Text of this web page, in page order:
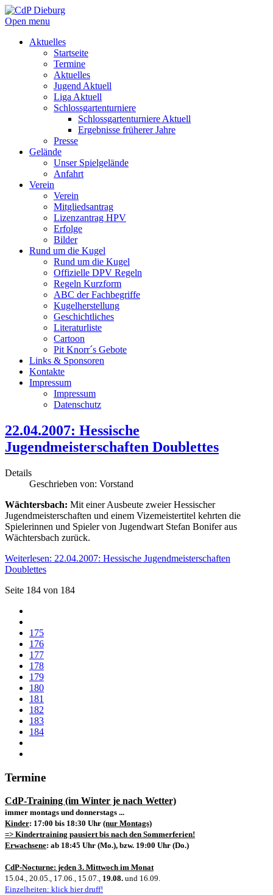
Open menu
Aktuelles
Startseite
Termine
Aktuelles
Jugend Aktuell
Liga Aktuell
Schlossgartenturniere
Schlossgartenturniere Aktuell
Ergebnisse früherer Jahre
Presse
Gelände
Unser Spielgelände
Anfahrt
Verein
Verein
Mitgliedsantrag
Lizenzantrag HPV
Erfolge
Bilder
Rund um die Kugel
Rund um die Kugel
Offizielle DPV Regeln
Regeln Kurzform
ABC der Fachbegriffe
Kugelherstellung
Geschichtliches
Literaturliste
Cartoon
Pit Knorr´s Gebote
Links & Sponsoren
Kontakte
Impressum
Impressum
Datenschutz
22.04.2007: Hessische
Jugendmeisterschaften Doublettes
Details
Geschrieben von: Vorstand
Wächtersbach: Mit einer Ausbeute zweier Hessischer
Jugendmeisterschaften und einem Vizemeistertitel kehrten die
Spielerinnen und Spieler von Jugendwart Stefan Bonifer aus
Wächtersbach zurück.
Weiterlesen: 22.04.2007: Hessische Jugendmeisterschaften
Doublettes
Seite 184 von 184
175
176
177
178
179
180
181
182
183
184
Termine
CdP-Training (im Winter je nach Wetter)
immer montags und donnerstags ...
Kinder: 17:00 bis 18:30 Uhr (nur Montags)
=> Kindertraining pausiert bis nach den Sommerferien!
Erwachsene: ab 18:45 Uhr (Mo.), bzw. 19:00 Uhr (Do.)
CdP-Nocturne: jeden 3. Mittwoch im Monat
15.04., 20.05., 17.06., 15.07., 19.08. und 16.09.
Einzelheiten: klick hier druff!